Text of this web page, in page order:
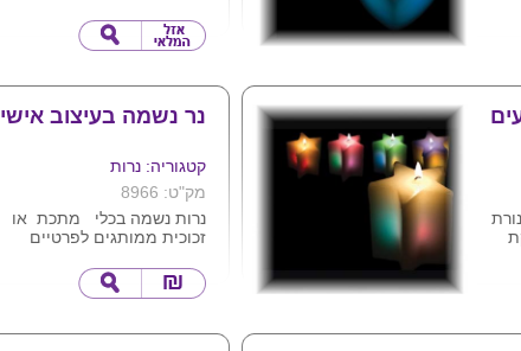
פועלת ללא צורך בסוללות .
נר נשמה בעיצוב אישי
קטגוריה: נרות
מק"ט: 8966
נרות נשמה בכלי מתכת או
זכוכית ממותגים לפרטיים
אספקה מהירה לכל חלקי הארץ